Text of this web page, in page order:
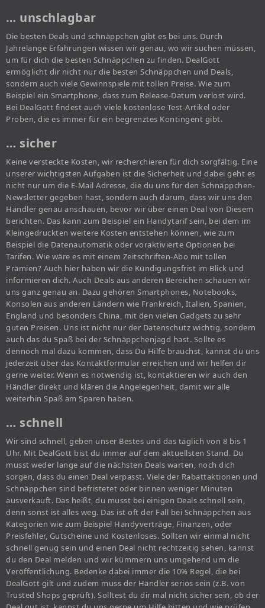
… unschlagbar
Die besten Deals und schnäppchen gibt es bei uns. Durch
Jahrelange Erfahrungen wissen wir genau, wo wir suchen müssen,
um für dich die besten Schnäppchen zu finden. DealGott
ermöglicht dir nicht nur die besten Schnäppchen und Deals,
sondern auch viele Gewinnspiele mit tollen Preise. Wie zum
Beispiel ein Smartphone, dass zum Release-Datum verlost wird.
Bei DealGott findest auch viele kostenlose Test-Artikel oder
Proben, die es immer für ein begrenztes Kontingent gibt.
… sicher
Keine versteckte Kosten, wir recherchieren für dich sorgfältig. Eine
unserer wichtigsten Aufgaben ist die Sicherheit und dabei geht es
nicht nur um die E-Mail Adresse, die du uns für den Schnäppchen-
Newsletter gegeben hast, sondern auch darum, dass wir uns den
Händler genau anschauen, bevor wir über einen Deal von Diesem
berichten. Das kann zum Beispiel ein Handytarif sein, bei dem im
Kleingedruckten weitere Kosten entstehen können, wie zum
Beispiel die Datenautomatik oder voraktivierte Optionen bei
Tarifen. Wie wäre es mit einem Zeitschriften-Abo mit tollen
Prämien? Auch hier haben wir die Kündigungsfrist im Blick und
informieren dich. Auch Deals aus anderen Bereichen schauen wir
uns ganz genau an. Dazu gehören Smartphones, Notebooks,
Konsolen aus anderen Ländern wie Frankreich, Italien, Spanien,
England und besonders China, mit den vielen Gadgets zu sehr
guten Preisen. Uns ist nicht nur der Datenschutz wichtig, sondern
auch das du Spaß bei der Schnäppchenjagd hast. Sollte es
dennoch mal dazu kommen, dass Du Hilfe brauchst, kannst du uns
jederzeit über das Kontaktformular erreichen und wir helfen dir
gerne weiter. Wenn es notwendig ist, kontaktieren wir auch den
Händler direkt und klären die Angelegenheit, damit wir alle
weiterhin Spaß am Sparen haben.
… schnell
Wir sind schnell, geben unser Bestes und das täglich von 8 bis 1
Uhr. Mit DealGott bist du immer auf dem aktuellsten Stand. Du
musst weder lange auf die nächsten Deals warten, noch dich
sorgen, dass du einen Deal verpasst. Viele der Rabattaktionen und
Schnäppchen sind befristetet oder binnen weniger Minuten
ausverkauft. Das heißt, du musst bei einigen Deals schnell sein,
denn sonst ist alles weg. Das ist oft der Fall bei Schnäppchen aus
Kategorien wie zum Beispiel Handyverträge, Finanzen, oder
Preisfehler, Gutscheine und Kostenloses. Sollten wir einmal nicht
schnell genug sein und einen Deal nicht rechtzeitig sehen, kannst
du den Deal melden und wir kümmern uns umgehend um die
Veröffentlichung. Bedenke dabei immer die 10% Regel, die bei
DealGott gilt und zudem muss der Händler seriös sein (z.B. von
Trusted Shops geprüft). Solltest du dir mal nicht sicher sein, ob der